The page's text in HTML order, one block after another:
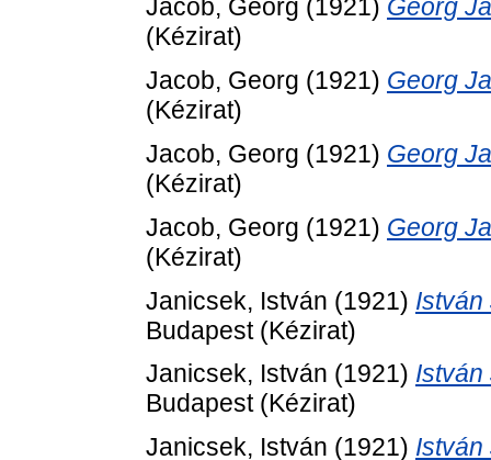
Jacob, Georg (1921) Georg
(Kézirat)
Jacob, Georg (1921) Georg
(Kézirat)
Jacob, Georg (1921) Georg
(Kézirat)
Jacob, Georg (1921) Georg
(Kézirat)
Janicsek, István (1921) István
Budapest (Kézirat)
Janicsek, István (1921) István
Budapest (Kézirat)
Janicsek, István (1921) István